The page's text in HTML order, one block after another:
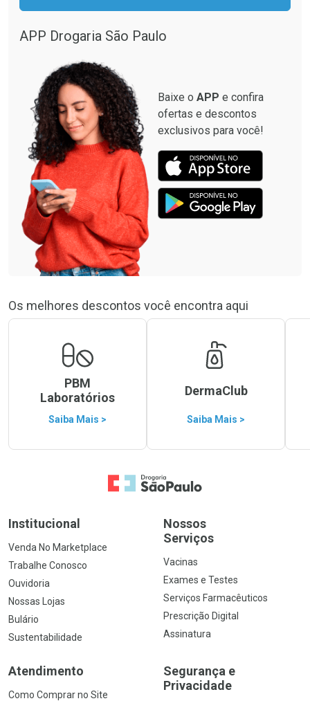
APP Drogaria São Paulo
Baixe o APP e confira
ofertas e descontos
exclusivos para você!
Os melhores descontos você encontra aqui
PBM
Laboratórios
Saiba Mais >
DermaClub
Saiba Mais >
Ir para a Home
Institucional
Venda No Marketplace
Trabalhe Conosco
Ouvidoria
Nossas Lojas
Bulário
Sustentabilidade
Nossos
Serviços
Vacinas
Exames e Testes
Serviços Farmacêuticos
Prescrição Digital
Assinatura
Atendimento
Como Comprar no Site
Segurança e
Privacidade